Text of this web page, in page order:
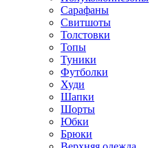
Сарафаны
Свитшоты
Толстовки
Топы
Туники
Футболки
Худи
Шапки
Шорты
Юбки
Брюки